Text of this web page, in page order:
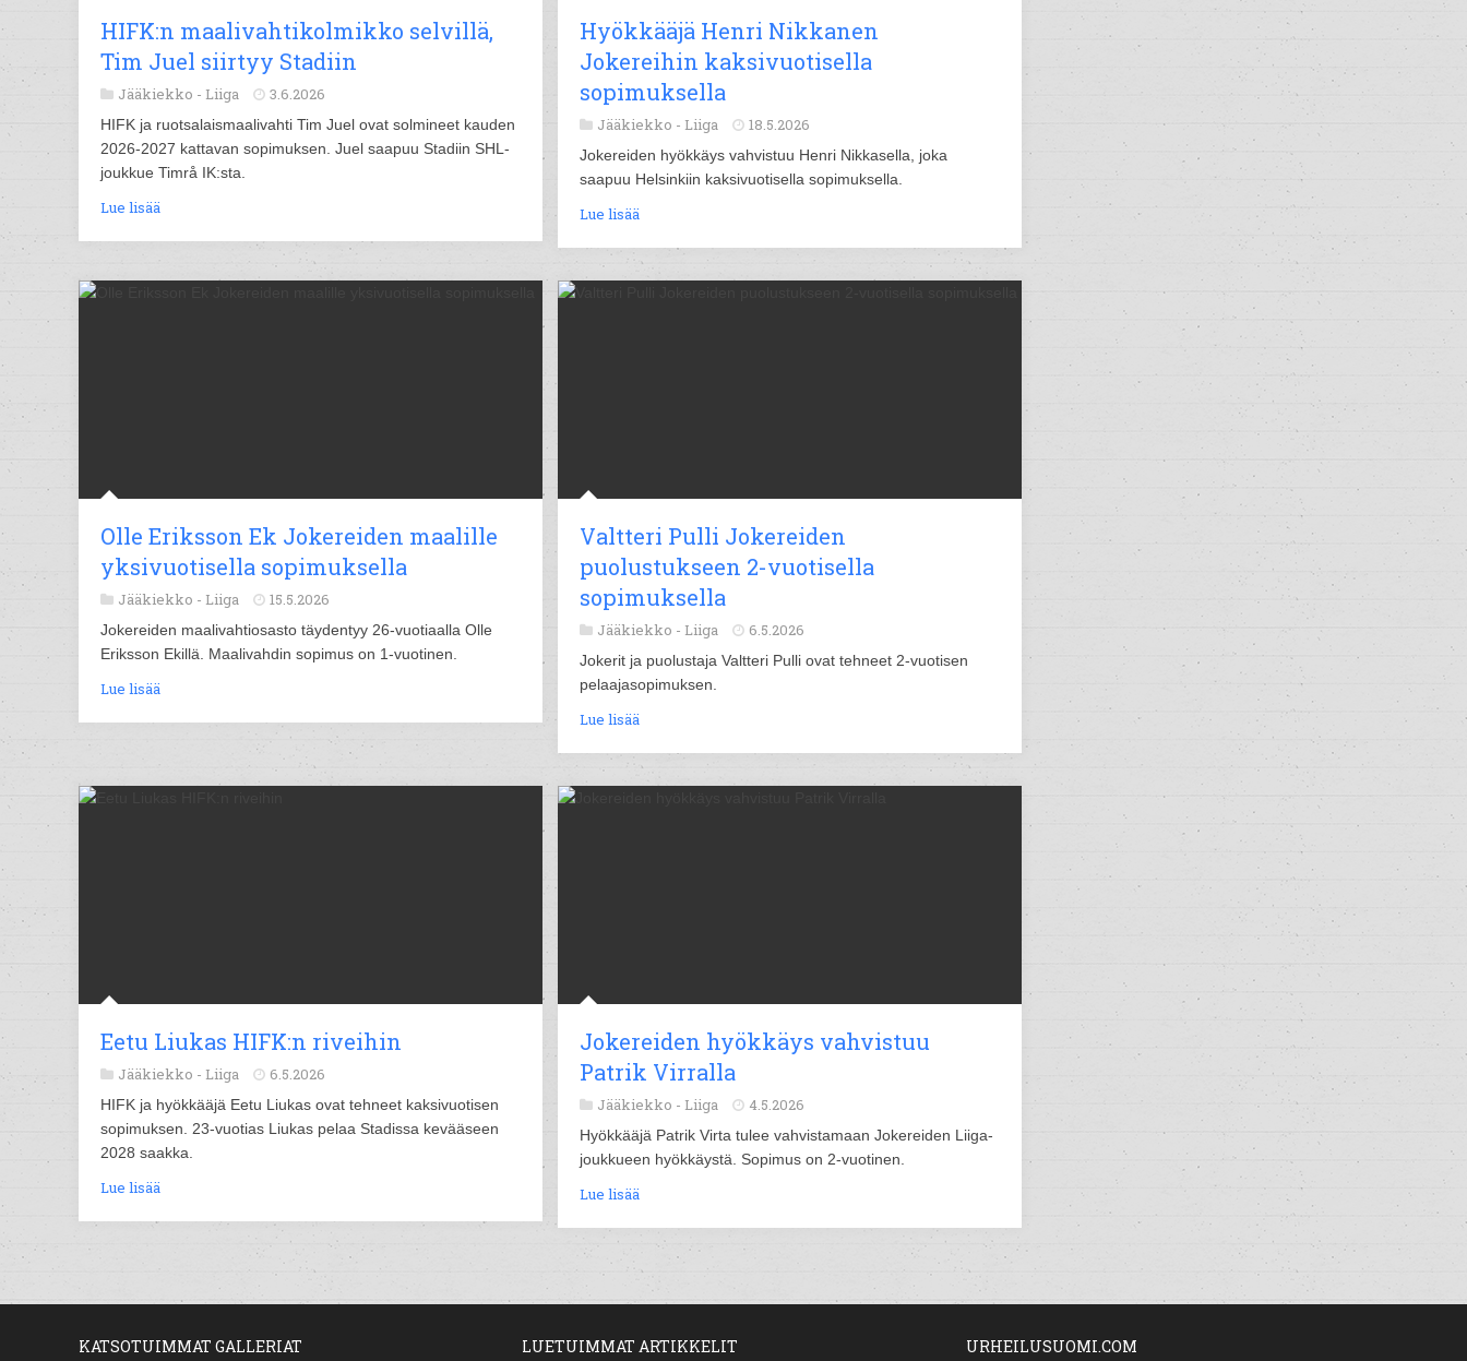
HIFK:n maalivahtikolmikko selvillä,
Tim Juel siirtyy Stadiin
Jääkiekko - Liiga 3.6.2026
HIFK ja ruotsalaismaalivahti Tim Juel ovat solmineet kauden
2026-2027 kattavan sopimuksen. Juel saapuu Stadiin SHL-
joukkue Timrå IK:sta.
Lue lisää
Hyökkääjä Henri Nikkanen
Jokereihin kaksivuotisella
sopimuksella
Jääkiekko - Liiga 18.5.2026
Jokereiden hyökkäys vahvistuu Henri Nikkasella, joka
saapuu Helsinkiin kaksivuotisella sopimuksella.
Lue lisää
Olle Eriksson Ek Jokereiden maalille
yksivuotisella sopimuksella
Jääkiekko - Liiga 15.5.2026
Jokereiden maalivahtiosasto täydentyy 26-vuotiaalla Olle
Eriksson Ekillä. Maalivahdin sopimus on 1-vuotinen.
Lue lisää
Valtteri Pulli Jokereiden
puolustukseen 2-vuotisella
sopimuksella
Jääkiekko - Liiga 6.5.2026
Jokerit ja puolustaja Valtteri Pulli ovat tehneet 2-vuotisen
pelaajasopimuksen.
Lue lisää
Eetu Liukas HIFK:n riveihin
Jääkiekko - Liiga 6.5.2026
HIFK ja hyökkääjä Eetu Liukas ovat tehneet kaksivuotisen
sopimuksen. 23-vuotias Liukas pelaa Stadissa kevääseen
2028 saakka.
Lue lisää
Jokereiden hyökkäys vahvistuu
Patrik Virralla
Jääkiekko - Liiga 4.5.2026
Hyökkääjä Patrik Virta tulee vahvistamaan Jokereiden Liiga-
joukkueen hyökkäystä. Sopimus on 2-vuotinen.
Lue lisää
KATSOTUIMMAT GALLERIAT LUETUIMMAT ARTIKKELIT URHEILUSUOMI.COM